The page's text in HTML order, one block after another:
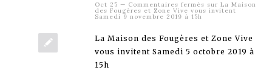
Oct 25 — Commentaires fermés sur La Maison
des Fougères et Zone Vive vous invitent
Samedi 9 novembre 2019 à 15h
La Maison des Fougères et Zone Vive
vous invitent Samedi 5 octobre 2019 à
15h